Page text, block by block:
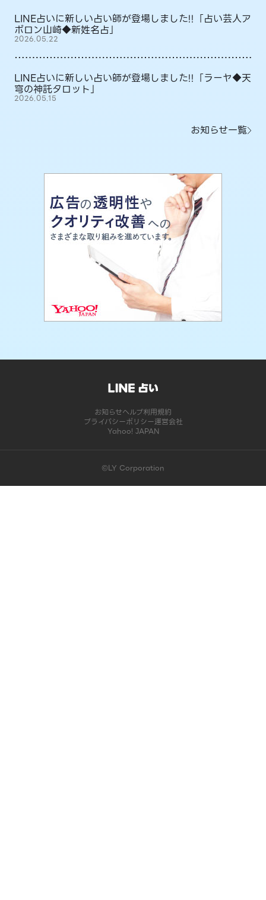
LINE占いに新しい占い師が登場しました!!「占い芸人ア
ポロン山崎◆新姓名占」
2026.05.22
LINE占いに新しい占い師が登場しました!!「ラーヤ◆天
穹の神託タロット」
2026.05.15
お知らせ一覧
お知らせヘルプ利用規約
プライバシーポリシー運営会社
Yahoo! JAPAN
©LY Corporation
このコンテンツは掲載が終了しました | LINE占い